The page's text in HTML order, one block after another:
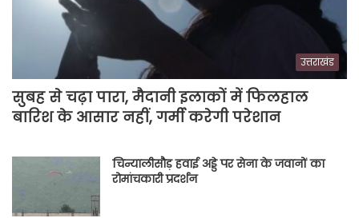
उत्तराखंड
सुबह से चढ़ा पारा, मैदानी इलाकों में फिलहाल
बारिश के आसार नहीं, गर्मी करेगी परेशान
चिन्यालीसौड़ हवाई अड्डे पर सेना के जवानों का
रोमांचकारी प्रदर्शन